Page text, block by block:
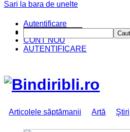
CINE SUNTEM?
CONT NOU
AUTENTIFICARE
Articolele săptămanii Artă Ştiri
Sari la bara de unelte
Autentificare